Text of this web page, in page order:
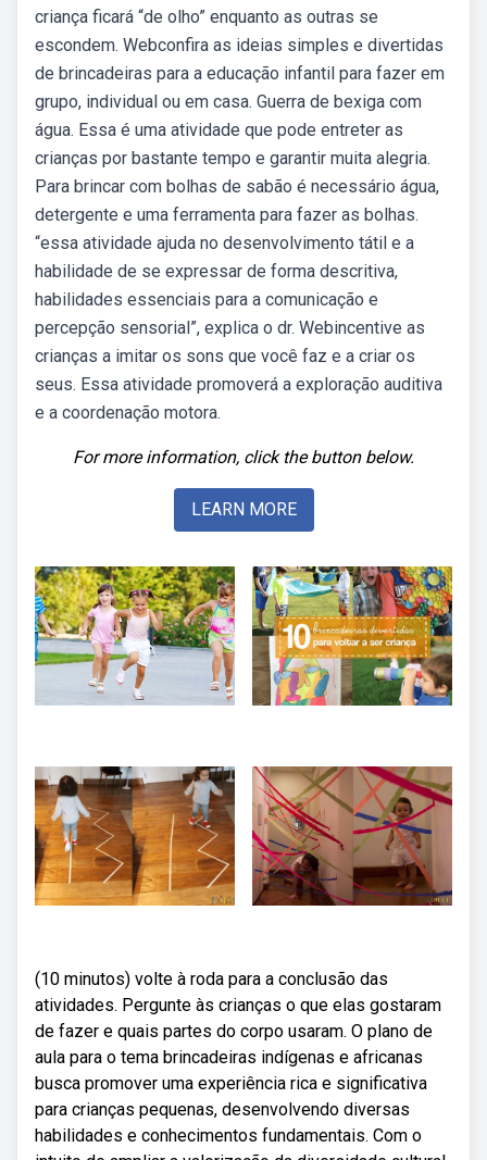
criança ficará “de olho” enquanto as outras se
escondem. Webconfira as ideias simples e divertidas
de brincadeiras para a educação infantil para fazer em
grupo, individual ou em casa. Guerra de bexiga com
água. Essa é uma atividade que pode entreter as
crianças por bastante tempo e garantir muita alegria.
Para brincar com bolhas de sabão é necessário água,
detergente e uma ferramenta para fazer as bolhas.
“essa atividade ajuda no desenvolvimento tátil e a
habilidade de se expressar de forma descritiva,
habilidades essenciais para a comunicação e
percepção sensorial”, explica o dr. Webincentive as
crianças a imitar os sons que você faz e a criar os
seus. Essa atividade promoverá a exploração auditiva
e a coordenação motora.
For more information, click the button below.
LEARN MORE
(10 minutos) volte à roda para a conclusão das
atividades. Pergunte às crianças o que elas gostaram
de fazer e quais partes do corpo usaram. O plano de
aula para o tema brincadeiras indígenas e africanas
busca promover uma experiência rica e significativa
para crianças pequenas, desenvolvendo diversas
habilidades e conhecimentos fundamentais. Com o